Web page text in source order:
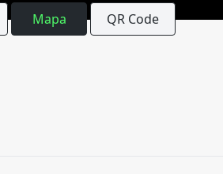
Mapa QR Code